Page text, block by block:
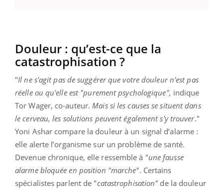
Douleur : qu’est-ce que la
catastrophisation ?
"Il ne s'agit pas de suggérer que votre douleur n'est pas
réelle ou qu'elle est "purement psychologique", indique
Tor Wager, co-auteur.Mais si les causes se situent dans
le cerveau, les solutions peuvent également s'y trouver."
Yoni Ashar compare la douleur à un signal d’alarme :
elle alerte l’organisme sur un problème de santé.
Devenue chronique, elle ressemble à "une fausse
alarme bloquée en position "marche". Certains
spécialistes parlent de "catastrophisation" de la douleur